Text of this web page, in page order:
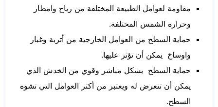
مقاومة لعوامل الطبيعة المختلفة من رياح وامطار
وحرارة الشمس المختلفة.
حماية السطح من العوامل الخارجية من أتربة وغبار
واوساخ يمكن أن تؤثر عليها.
حماية السطح بشكل مباشر وقوي من الخدش الذي
يمكن أن تتعرض له ويعتبر من أكثر العوامل التي تشوه
السطح.